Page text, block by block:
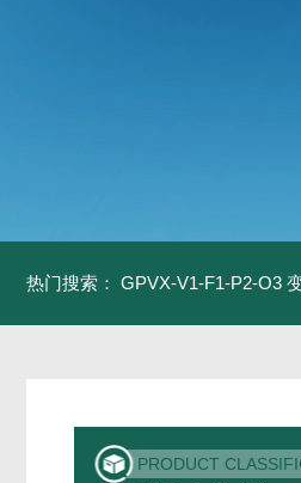
热门搜索： GPVX-V1-F1-P2-O3
PRODUCT